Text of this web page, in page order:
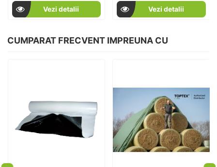
Vezi detalii Vezi detalii
CUMPARAT FRECVENT IMPREUNA CU